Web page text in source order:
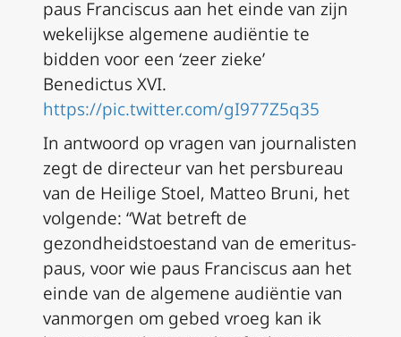
paus Franciscus aan het einde van zijn
wekelijkse algemene audiëntie te
bidden voor een ‘zeer zieke’
Benedictus XVI.
https://pic.twitter.com/gI977Z5q35
In antwoord op vragen van journalisten
zegt de directeur van het persbureau
van de Heilige Stoel, Matteo Bruni, het
volgende: “Wat betreft de
gezondheidstoestand van de emeritus-
paus, voor wie paus Franciscus aan het
einde van de algemene audiëntie van
vanmorgen om gebed vroeg kan ik